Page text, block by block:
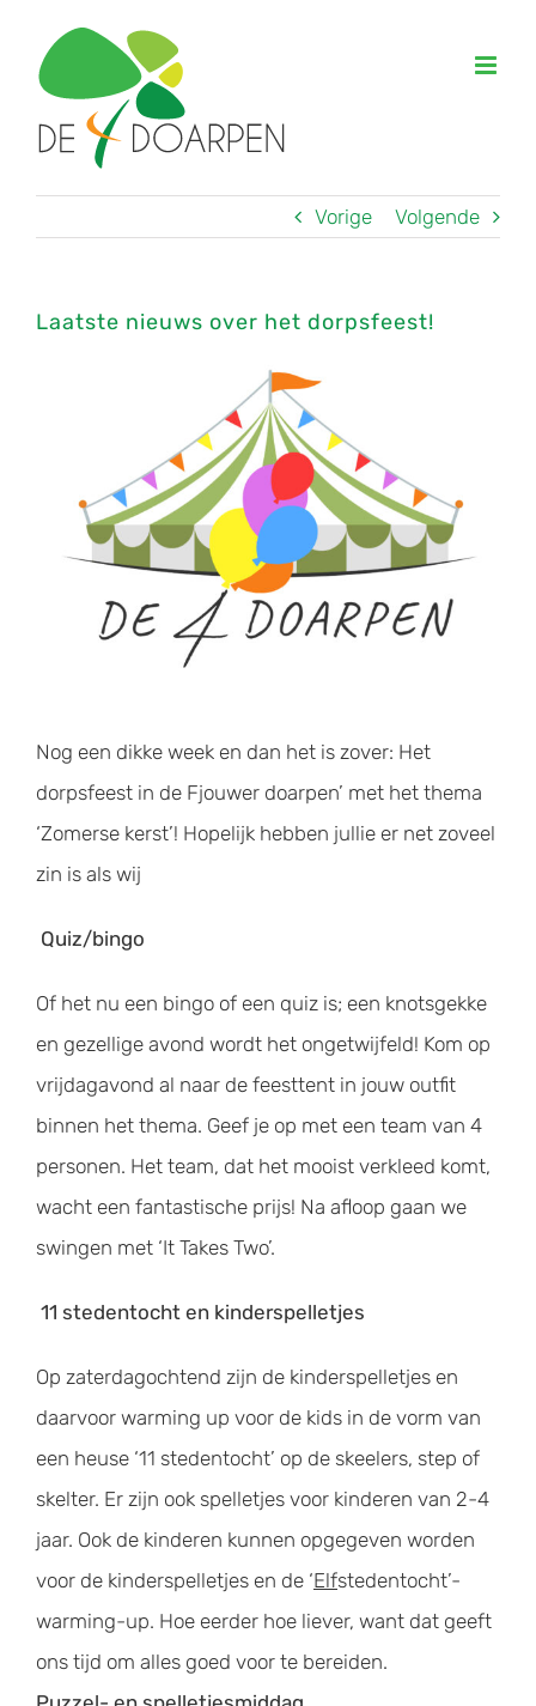
inhoud
Vorige Volgende
Laatste nieuws over het dorpsfeest!
Nog een dikke week en dan het is zover: Het
dorpsfeest in de Fjouwer doarpen’ met het thema
‘Zomerse kerst’! Hopelijk hebben jullie er net zoveel
zin is als wij
Quiz/bingo
Of het nu een bingo of een quiz is; een knotsgekke
en gezellige avond wordt het ongetwijfeld! Kom op
vrijdagavond al naar de feesttent in jouw outfit
binnen het thema. Geef je op met een team van 4
personen. Het team, dat het mooist verkleed komt,
wacht een fantastische prijs! Na afloop gaan we
swingen met ‘It Takes Two’.
11 stedentocht en kinderspelletjes
Op zaterdagochtend zijn de kinderspelletjes en
daarvoor warming up voor de kids in de vorm van
een heuse ‘11 stedentocht’ op de skeelers, step of
skelter. Er zijn ook spelletjes voor kinderen van 2-4
jaar. Ook de kinderen kunnen opgegeven worden
voor de kinderspelletjes en de ‘Elfstedentocht’-
warming-up. Hoe eerder hoe liever, want dat geeft
ons tijd om alles goed voor te bereiden.